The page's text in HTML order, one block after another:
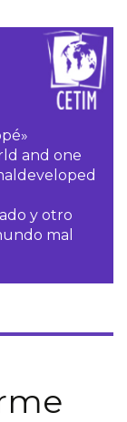
and one
y otro
mal